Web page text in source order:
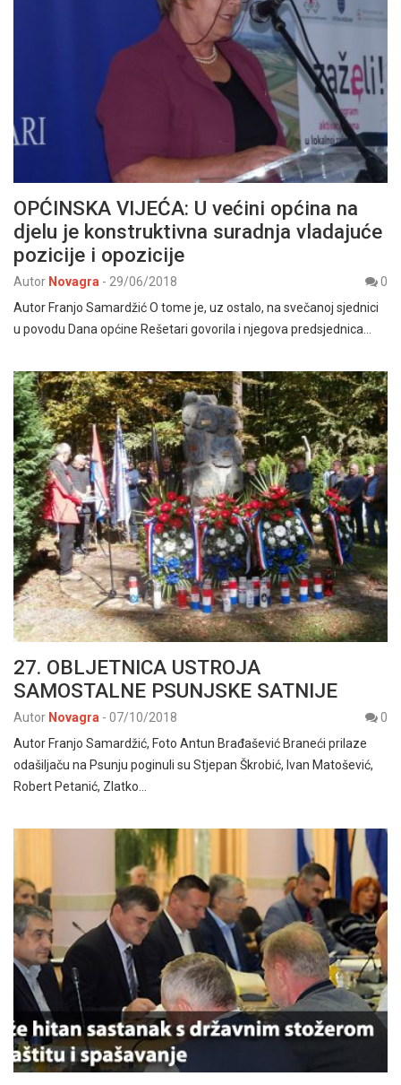
OPĆINSKA VIJEĆA: U većini općina na
djelu je konstruktivna suradnja vladajuće
pozicije i opozicije
Autor Novagra - 29/06/2018
0
Autor Franjo Samardžić O tome je, uz ostalo, na svečanoj sjednici
u povodu Dana općine Rešetari govorila i njegova predsjednica…
27. OBLJETNICA USTROJA
SAMOSTALNE PSUNJSKE SATNIJE
Autor Novagra - 07/10/2018
0
Autor Franjo Samardžić, Foto Antun Brađašević Braneći prilaze
odašiljaču na Psunju poginuli su Stjepan Škrobić, Ivan Matošević,
Robert Petanić, Zlatko…